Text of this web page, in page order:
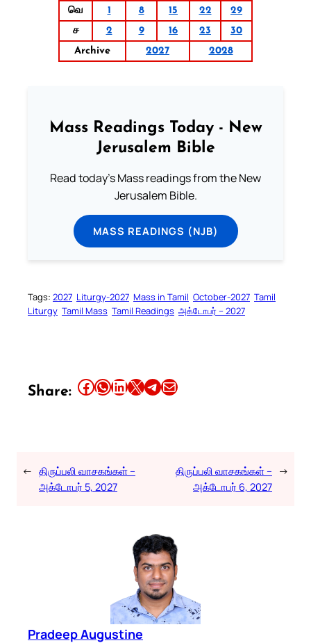
வெ
1 8 15 22
29
ச
2 9 16 23
30
Archive
2027 2028
Mass Readings Today - New
Jerusalem Bible
Read today's Mass readings from the New
Jerusalem Bible.
MASS READINGS (NJB)
Tags: 2027 Liturgy-2027 Mass in Tamil October-2027 Tamil
Liturgy Tamil Mass Tamil Readings அக்டோபர் – 2027
Share: Share this article on Facebook Share this article on WhatsApp Share this article on LinkedIn Share this article on X Share this article on TelegramEmail this Article
← திருப்பலி வாசகங்கள் –
அக்டோபர் 5, 2027
திருப்பலி வாசகங்கள் –
அக்டோபர் 6, 2027
→
Pradeep Augustine